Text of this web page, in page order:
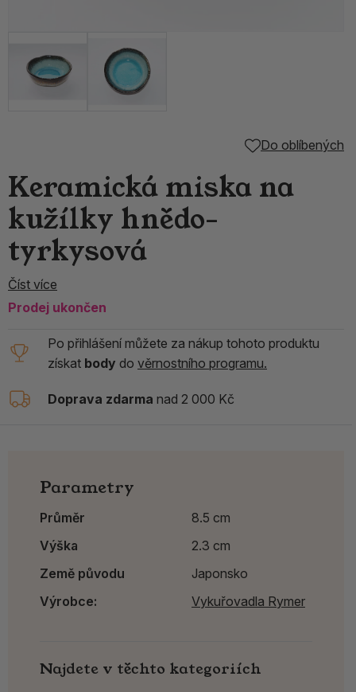
Do oblíbených
Keramická miska na
kužílky hnědo-
tyrkysová
Číst více
Prodej ukončen
Po přihlášení můžete za nákup tohoto produktu
získat body do věrnostního programu.
Doprava zdarma nad 2 000 Kč
Parametry
Průměr
8.5 cm
Výška
2.3 cm
Země původu
Japonsko
Výrobce:
Vykuřovadla Rymer
Najdete v těchto kategoriích